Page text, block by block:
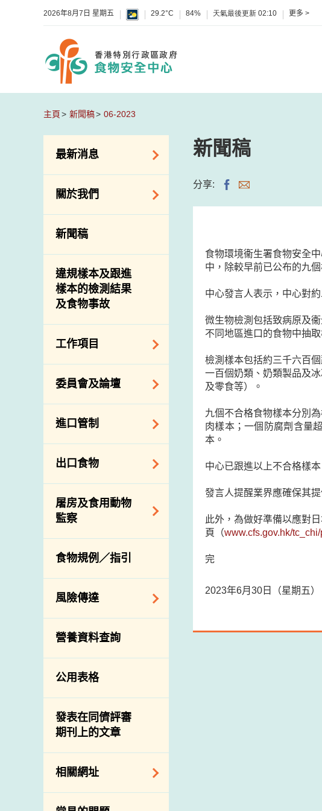
2026年8月7日 星期五 29.2°C 84% 天氣最後更新 02:10 更多 >
主頁 新聞稿 06-2023
最新消息
食物警報 / 致敏物
警報
活動
關於我們
組織結構
介紹短片
新聞稿
違規樣本及跟進
樣本的檢測結果
及食物事故
工作項目
降低膳食中的鈉和
糖
食物安全重點控制
系統
基因改造食物
資料
食物安全之風險評
估
食物事故應變及管
理
食物消費量調查
總膳食研究
有機食物
高風險食物
抗菌素耐藥性
委員會及論壇
食物安全專家委員
會
消費者聯繫小組
進口管制
食物進口商和食物
分銷商登記制度
絡內地有關當局
進口食物管制
口檢驗
出口食物
出口驗證
出口食物往內地
出口商及業界的消
息
屠房及食用動物
監察
規管農業化學物及
獸醫藥物在食用動
物上的使用
屠房及疾病監測
宰前檢驗
宰後檢驗
結果
屠房及肉類檢驗
食物規例／指引
風險傳達
主題項目
項目及活動
資訊平台
下載
公開比賽
營養資料查詢
公用表格
發表在同儕評審
期刊上的文章
相關網址
相關政府部門／機
新聞稿
分享:
食物環境衞生署食物安全
中，除較早前已公布的九
中心發言人表示，中心對
微生物檢測包括致病原及
不同地區進口的食物中抽
檢測樣本包括約三千六百
一百個奶類、奶類製品及
及零食等）。
九個不合格食物樣本分別
肉樣本；一個防腐劑含量
本。
中心已跟進以上不合格樣
發言人提醒業界應確保其
此外，為做好準備以應對
頁（www.cfs.gov.hk/
完
2023年6月30日（星期五）